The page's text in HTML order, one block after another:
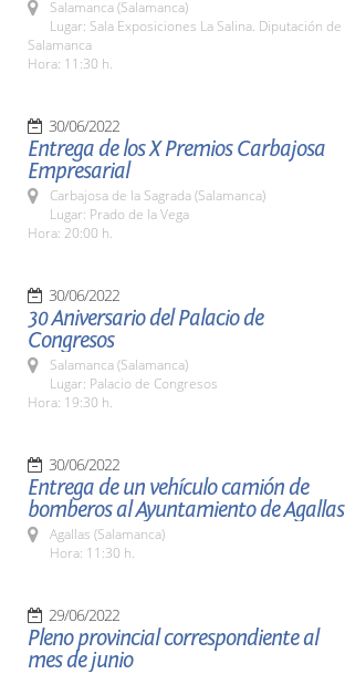
Salamanca (Salamanca)
Lugar: Sala Exposiciones La Salina. Diputación de
Salamanca
Hora: 11:30 h.
30/06/2022
Entrega de los X Premios Carbajosa
Empresarial
Carbajosa de la Sagrada (Salamanca)
Lugar: Prado de la Vega
Hora: 20:00 h.
30/06/2022
30 Aniversario del Palacio de
Congresos
Salamanca (Salamanca)
Lugar: Palacio de Congresos
Hora: 19:30 h.
30/06/2022
Entrega de un vehículo camión de
bomberos al Ayuntamiento de Agallas
Agallas (Salamanca)
Hora: 11:30 h.
29/06/2022
Pleno provincial correspondiente al
mes de junio